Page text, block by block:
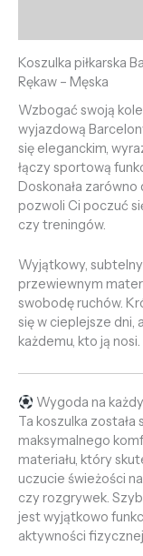
Koszulka piłkarska
Rękaw – Męska
Wzbogać swoją
wyjazdową
się eleganckim,
łączy sportową
Doskonała
pozwoli Ci poczuć
czy treningów.
Wyjątkowy,
przewiewnym
swobodę ruchów.
się w cieplejsze dni,
każdemu, kto ją nosi.
Wygoda na
Ta koszulka
maksymalnego
materiału, który
uczucie świeżości
czy rozgrywek.
jest wyjątkowo
aktywności